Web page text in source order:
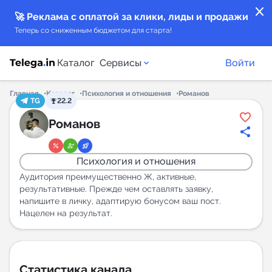
close
🚀 Реклама с оплатой за клики, лиды и продажи
Теперь со сниженным бюджетом для старта!
Каталог Сервисы
Каталог каналов
Каталог ботов
Горящие предложения
Индекс читаемости каналов в Telegram
New
Войти
Главная Каталог Психология и отношения
Романов
TG
22.2
Романов
Психология и отношения
Аудитория преимущественно Ж, активные,
результативные. Прежде чем оставлять заявку,
напишите в личку, адаптирую бонусом ваш пост.
Нацелен на результат.